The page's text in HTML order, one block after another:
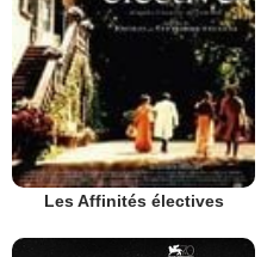
Les Affinités électives